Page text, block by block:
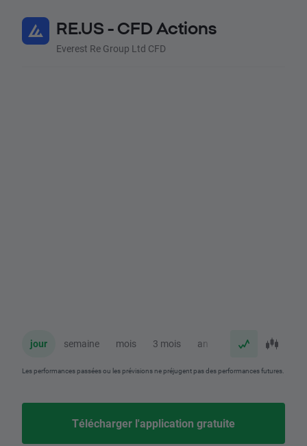
RE.US - CFD Actions
Everest Re Group Ltd CFD
jour semaine mois 3 mois an
Les performances passées ou les prévisions ne préjugent pas des performances futures.
Télécharger l'application gratuite